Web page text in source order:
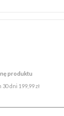
produktu
30 dni 199,99 zł